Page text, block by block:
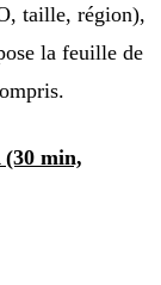
taille, région),
la feuille de
(30 min,